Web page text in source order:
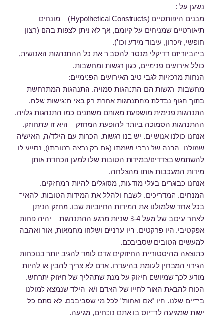
נשען על :
מבנים היפותטיים (Hypothetical Constructs) – מונחים
תיאורטיים שמניחים על קיומם, אך לא ניתן לצפות בהם (רצון
חופשי, זיכרון, עיבוד מידע וכו').
ביהביוריזם רדיקלי מנסה להסביר את כל ההתנהגות האנושית,
כולל אירועים פנימיים, כגון רגשות ומחשבות.
הנחות מרכזיות לגבי טיב האירועים הפנימיים:
מחשבות ורגשות הם התנהגות סמויה. התנהגות המתרחשת
בתוך הגוף נבדלת מהתנהגות אחרת רק באי הנגישות שלה.
התנהגות פנימית מושפעת מאותם משתנים כמו התנהגות גלויה.
ההתנהגות הסמוכה ביותר להופעת המחזק – היא זו שתחוזק.
אנחנו כולנו אנושיים. יש בנו רגשות. הכרות עם הילד/ה, האיש/ה
שמולנו. הבנה של נבכי נשמתו (אם רק נרצה בטובתו), נסייע לו
להשתמש בצדדים/במידות הטובות שלו למען הכחדת אותן
מידות המעכבות אותו מהצלחה.
אנחנו כבוגרים בעלי מודעות, מסוגלים להיות המחזקים.
המנחים. המדריכים. לשבח ולהלל את המידות הטובות. להאיר
בכל אחד שלמולנו את המידות החיוביות שבו. מחזק הניתן
לאחר עיכוב של מעל 3-4 שניות מרגע ההתנהגות – יהיה פחות
אפקטיבי. היו פרקטים. היו ערניים ושלחו מחמאות, אור ואהבה
למעשים הטובים שסביבכם.
כתוצאה מהיסטוריית החיזוקים אדם לומד להגיב יותר בנוכחות
הגירוי המבחין לעומת בהיעדרו. אדם לא צריך להבין או להיות
מודע לכך שמיושם חיזוק על מנת שתהליך של חיזוק יתרחש.
הכוח להבאת האור לחייו של האדם ו/או הילד שנמצא למולנו
בידיים שלנו. היו "אם ואחות" לכל מי שסביבכם. לא סתם כל
ישות שמגיעה לרדיוס בו אתם נוכחים, מגיעה.